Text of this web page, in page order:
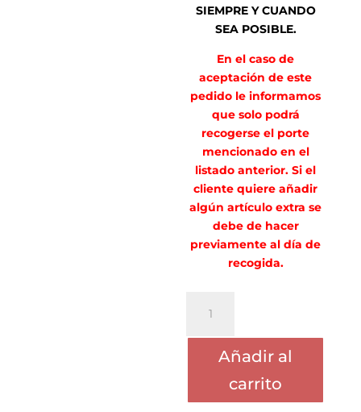
SIEMPRE Y CUANDO
SEA POSIBLE.
En el caso de
aceptación de este
pedido le informamos
que solo podrá
recogerse el porte
mencionado en el
listado anterior. Si el
cliente quiere añadir
algún artículo extra se
debe de hacer
previamente al día de
recogida.
MARIA
LOPEZ
cantidadAñadir al
carrito